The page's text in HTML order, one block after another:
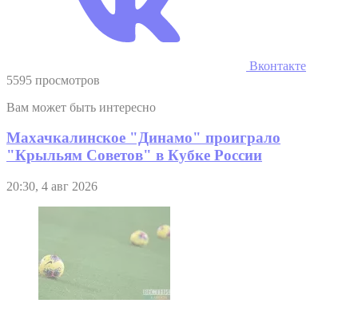
Вконтакте
5595 просмотров
Вам может быть интересно
Махачкалинское "Динамо" проиграло
"Крыльям Советов" в Кубке России
20:30, 4 авг 2026